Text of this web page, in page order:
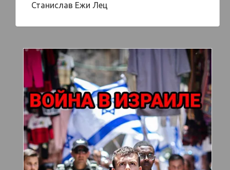
Станислав Ежи Лец